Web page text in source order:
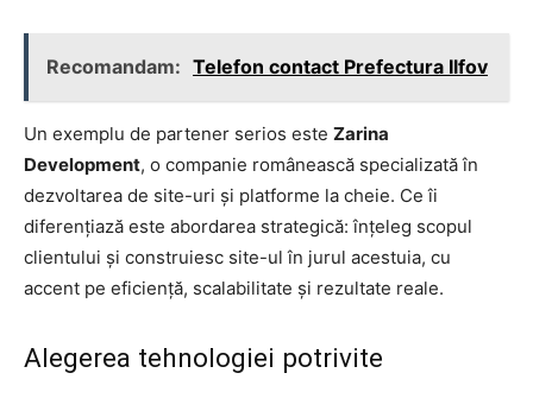
Recomandam: Telefon contact Prefectura Ilfov
Un exemplu de partener serios este Zarina
Development, o companie românească specializată în
dezvoltarea de site-uri și platforme la cheie. Ce îi
diferențiază este abordarea strategică: înțeleg scopul
clientului și construiesc site-ul în jurul acestuia, cu
accent pe eficiență, scalabilitate și rezultate reale.
Alegerea tehnologiei potrivite